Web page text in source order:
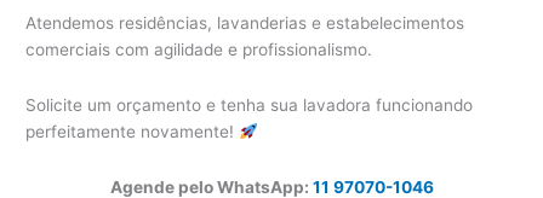
Atendemos residências, lavanderias e estabelecimentos
comerciais com agilidade e profissionalismo.
Solicite um orçamento e tenha sua lavadora funcionando
perfeitamente novamente!
Agende pelo WhatsApp: 11 97070-1046